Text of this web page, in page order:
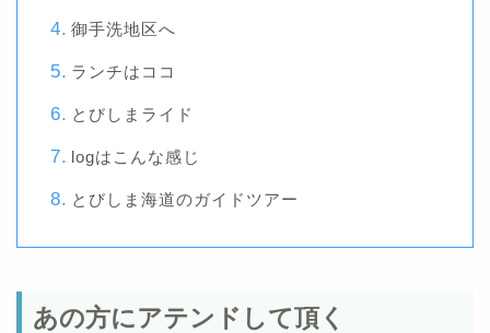
御手洗地区へ
ランチはココ
とびしまライド
logはこんな感じ
とびしま海道のガイドツアー
あの方にアテンドして頂く